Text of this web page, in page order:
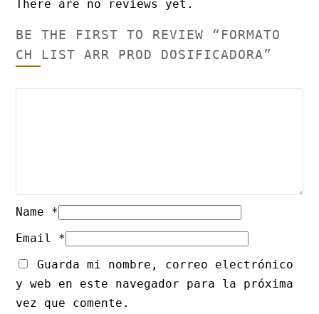
There are no reviews yet.
BE THE FIRST TO REVIEW “FORMATO
CH LIST ARR PROD DOSIFICADORA”
Name *
Email *
Guarda mi nombre, correo electrónico
y web en este navegador para la próxima
vez que comente.